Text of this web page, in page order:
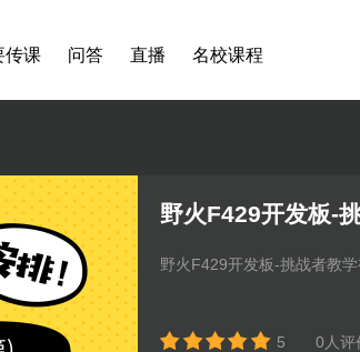
传课 问答 直播 名校课程
野火F429开发板-
野火F429开发板-挑战者教
5 0 人